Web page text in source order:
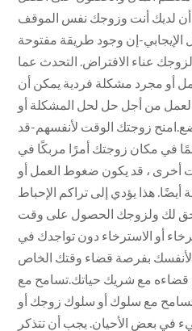
أن لديك أنت وزوجك نفس الموقف
الإيجابي-إن وجود طريقة مفتوحة
عناء الافتراض. التحدث عما
أو مجرد مشكلة فردية يمكن أن
من أجل حل لحل المشكلة أو
زوجتك الوقت لأنفسهم-قد
في مكان زوجتك أمرًا مربكًا في
أخرى ، قد يكون ضغوط العمل أو
هذا يؤدي إلى تراكم الإحباط
لك ولزوجك الحصول على وقت
أو الاسترخاء دون تواجدك في
بفرصة قضاء وقتك الخاص
قضاءه مع شريك حياتك.تسامح مع
مع سلوك أو سلوك زوجك أو
في بعض الأحيان. يجب أن تتذكر